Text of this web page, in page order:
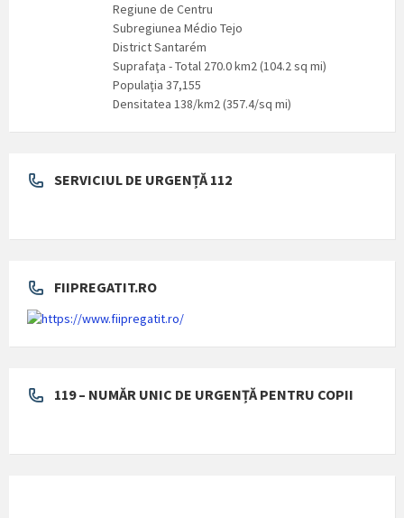
Regiune de Centru
Subregiunea Médio Tejo
District Santarém
Suprafaţa - Total 270.0 km2 (104.2 sq mi)
Populaţia 37,155
Densitatea 138/km2 (357.4/sq mi)
SERVICIUL DE URGENȚĂ 112
FIIPREGATIT.RO
119 – NUMĂR UNIC DE URGENȚĂ PENTRU COPII